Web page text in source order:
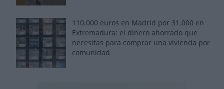
110.000 euros en Madrid por 31.000 en
Extremadura: el dinero ahorrado que
necesitas para comprar una vivienda por
comunidad